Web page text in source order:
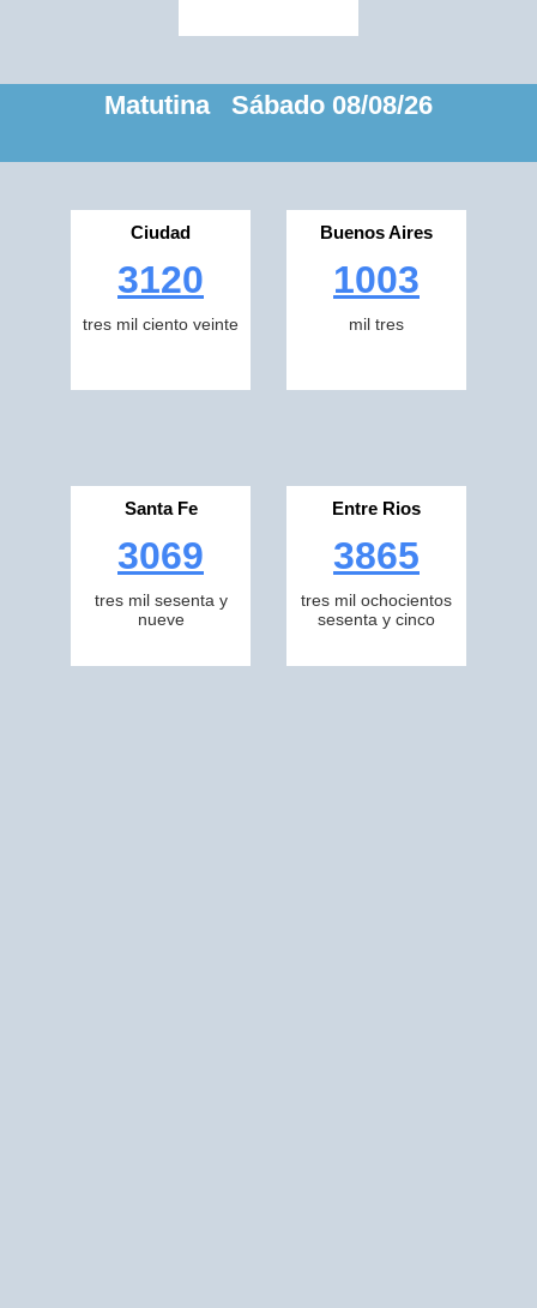
Matutina Sábado 08/08/26
Ciudad
3120
tres mil ciento veinte
Buenos Aires
1003
mil tres
Santa Fe
3069
tres mil sesenta y
nueve
Entre Rios
3865
tres mil ochocientos
sesenta y cinco